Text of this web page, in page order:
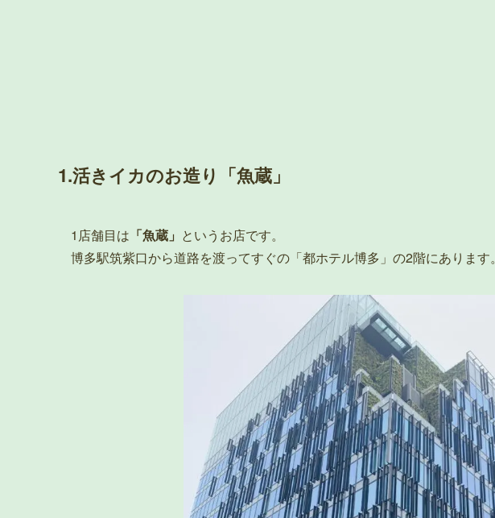
1.活きイカのお造り「魚蔵」
1店舗目は 「魚蔵」 というお店です。
博多駅筑紫口から道路を渡ってすぐの「都ホテル博多」の2階にあります。